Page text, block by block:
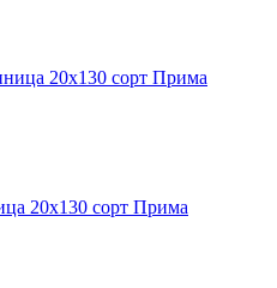
20х130 сорт Прима